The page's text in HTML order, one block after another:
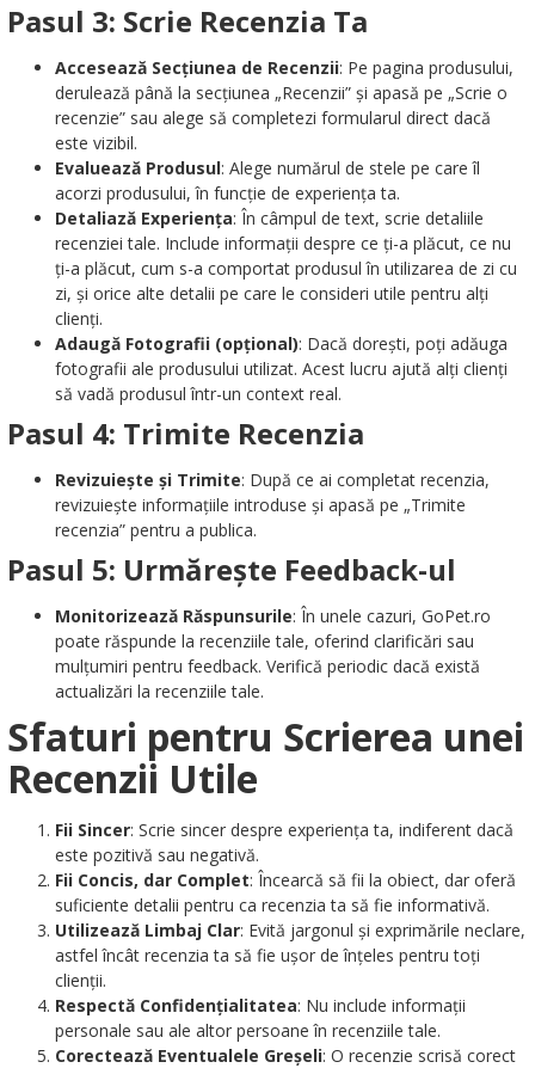
Pasul 3: Scrie Recenzia Ta
Accesează Secțiunea de Recenzii: Pe pagina produsului,
derulează până la secțiunea „Recenzii” și apasă pe „Scrie o
recenzie” sau alege să completezi formularul direct dacă
este vizibil.
Evaluează Produsul: Alege numărul de stele pe care îl
acorzi produsului, în funcție de experiența ta.
Detaliază Experiența: În câmpul de text, scrie detaliile
recenziei tale. Include informații despre ce ți-a plăcut, ce nu
ți-a plăcut, cum s-a comportat produsul în utilizarea de zi cu
zi, și orice alte detalii pe care le consideri utile pentru alți
clienți.
Adaugă Fotografii (opțional): Dacă dorești, poți adăuga
fotografii ale produsului utilizat. Acest lucru ajută alți clienți
să vadă produsul într-un context real.
Pasul 4: Trimite Recenzia
Revizuiește și Trimite: După ce ai completat recenzia,
revizuiește informațiile introduse și apasă pe „Trimite
recenzia” pentru a publica.
Pasul 5: Urmărește Feedback-ul
Monitorizează Răspunsurile: În unele cazuri, GoPet.ro
poate răspunde la recenziile tale, oferind clarificări sau
mulțumiri pentru feedback. Verifică periodic dacă există
actualizări la recenziile tale.
Sfaturi pentru Scrierea unei
Recenzii Utile
Fii Sincer: Scrie sincer despre experiența ta, indiferent dacă
este pozitivă sau negativă.
Fii Concis, dar Complet: Încearcă să fii la obiect, dar oferă
suficiente detalii pentru ca recenzia ta să fie informativă.
Utilizează Limbaj Clar: Evită jargonul și exprimările neclare,
astfel încât recenzia ta să fie ușor de înțeles pentru toți
clienții.
Respectă Confidențialitatea: Nu include informații
personale sau ale altor persoane în recenziile tale.
Corectează Eventualele Greșeli: O recenzie scrisă corect